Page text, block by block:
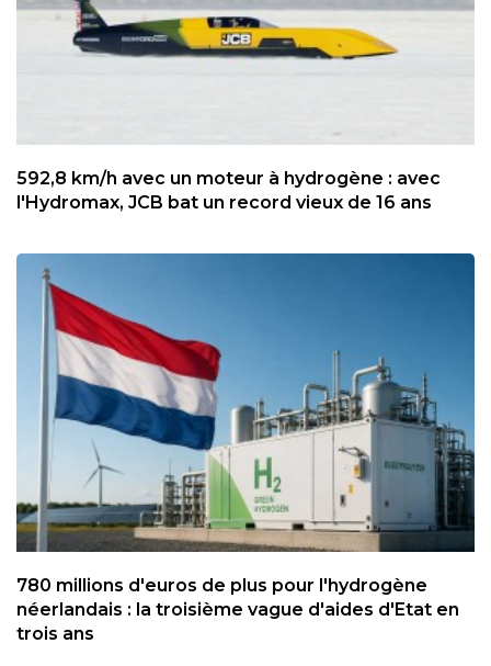
592,8 km/h avec un moteur à hydrogène : avec
l'Hydromax, JCB bat un record vieux de 16 ans
780 millions d'euros de plus pour l'hydrogène
néerlandais : la troisième vague d'aides d'Etat en
trois ans